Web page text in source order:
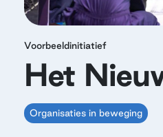
Voorbeeldinitiatief
Het
Organisaties in beweging